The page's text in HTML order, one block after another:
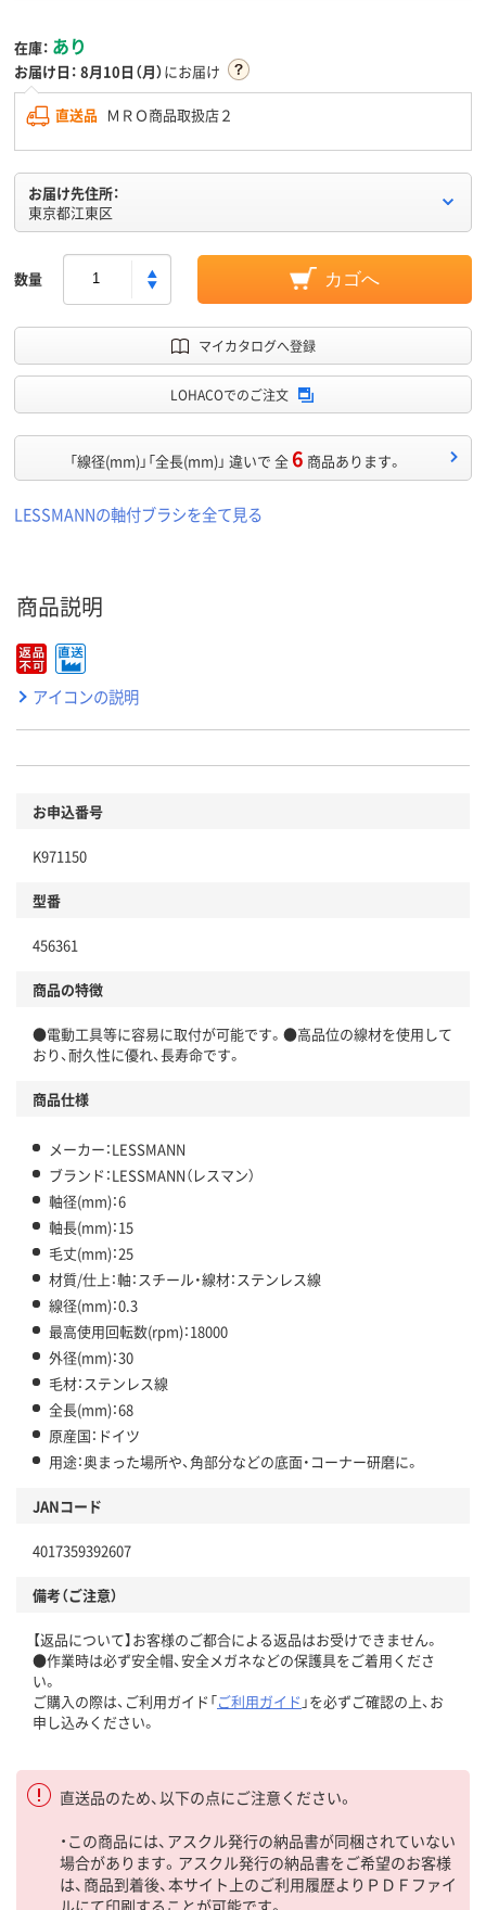
在庫： あり
お届け日： 8月10日（月）にお届け
直送品 ＭＲＯ商品取扱店２
お届け先住所：
東京都江東区
数量 カゴへ
マイカタログへ登録
LOHACOでのご注文
「線径(mm)」「全長(mm)」 違いで 全6 商品あります。
LESSMANNの軸付ブラシを全て見る
商品説明
アイコンの説明
お申込番号
K971150
型番
456361
商品の特徴
●電動工具等に容易に取付が可能です。●高品位の線材を使用して
おり、耐久性に優れ、長寿命です。
商品仕様
メーカー：LESSMANN
ブランド：LESSMANN（レスマン）
軸径(mm)：6
軸長(mm)：15
毛丈(mm)：25
材質/仕上：軸：スチール・線材：ステンレス線
線径(mm)：0.3
最高使用回転数(rpm)：18000
外径(mm)：30
毛材：ステンレス線
全長(mm)：68
原産国：ドイツ
用途：奥まった場所や、角部分などの底面・コーナー研磨に。
JANコード
4017359392607
備考（ご注意）
【返品について】お客様のご都合による返品はお受けできません。
●作業時は必ず安全帽、安全メガネなどの保護具をご着用くださ
い。
ご購入の際は、ご利用ガイド「ご利用ガイド 」を必ずご確認の上、お
申し込みください。
直送品のため、以下の点にご注意ください。
・この商品には、アスクル発行の納品書が同梱されていない
場合があります。アスクル発行の納品書をご希望のお客様
は、商品到着後、本サイト上のご利用履歴よりＰＤＦファイ
ルにて印刷することが可能です。